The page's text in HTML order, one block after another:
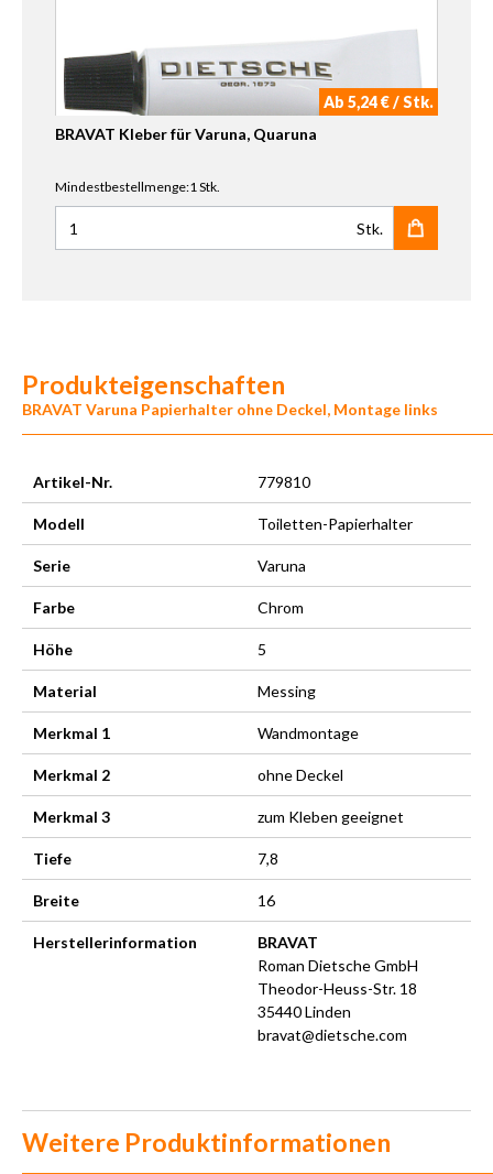
Ab 5,24 € / Stk.
BRAVAT Kleber für Varuna, Quaruna
Mindestbestellmenge:1 Stk.
Anzahl für BRAVAT Kleber für Varuna, Quaruna
Stk.
Produkteigenschaften
BRAVAT Varuna Papierhalter ohne Deckel, Montage links
Artikel-Nr. 779810
Modell Toiletten-Papierhalter
Serie Varuna
Farbe Chrom
Höhe 5
Material Messing
Merkmal 1 Wandmontage
Merkmal 2 ohne Deckel
Merkmal 3 zum Kleben geeignet
Tiefe 7,8
Breite 16
Herstellerinformation
BRAVAT
Roman Dietsche GmbH
Theodor-Heuss-Str. 18
35440 Linden
bravat@dietsche.com
Weitere Produktinformationen